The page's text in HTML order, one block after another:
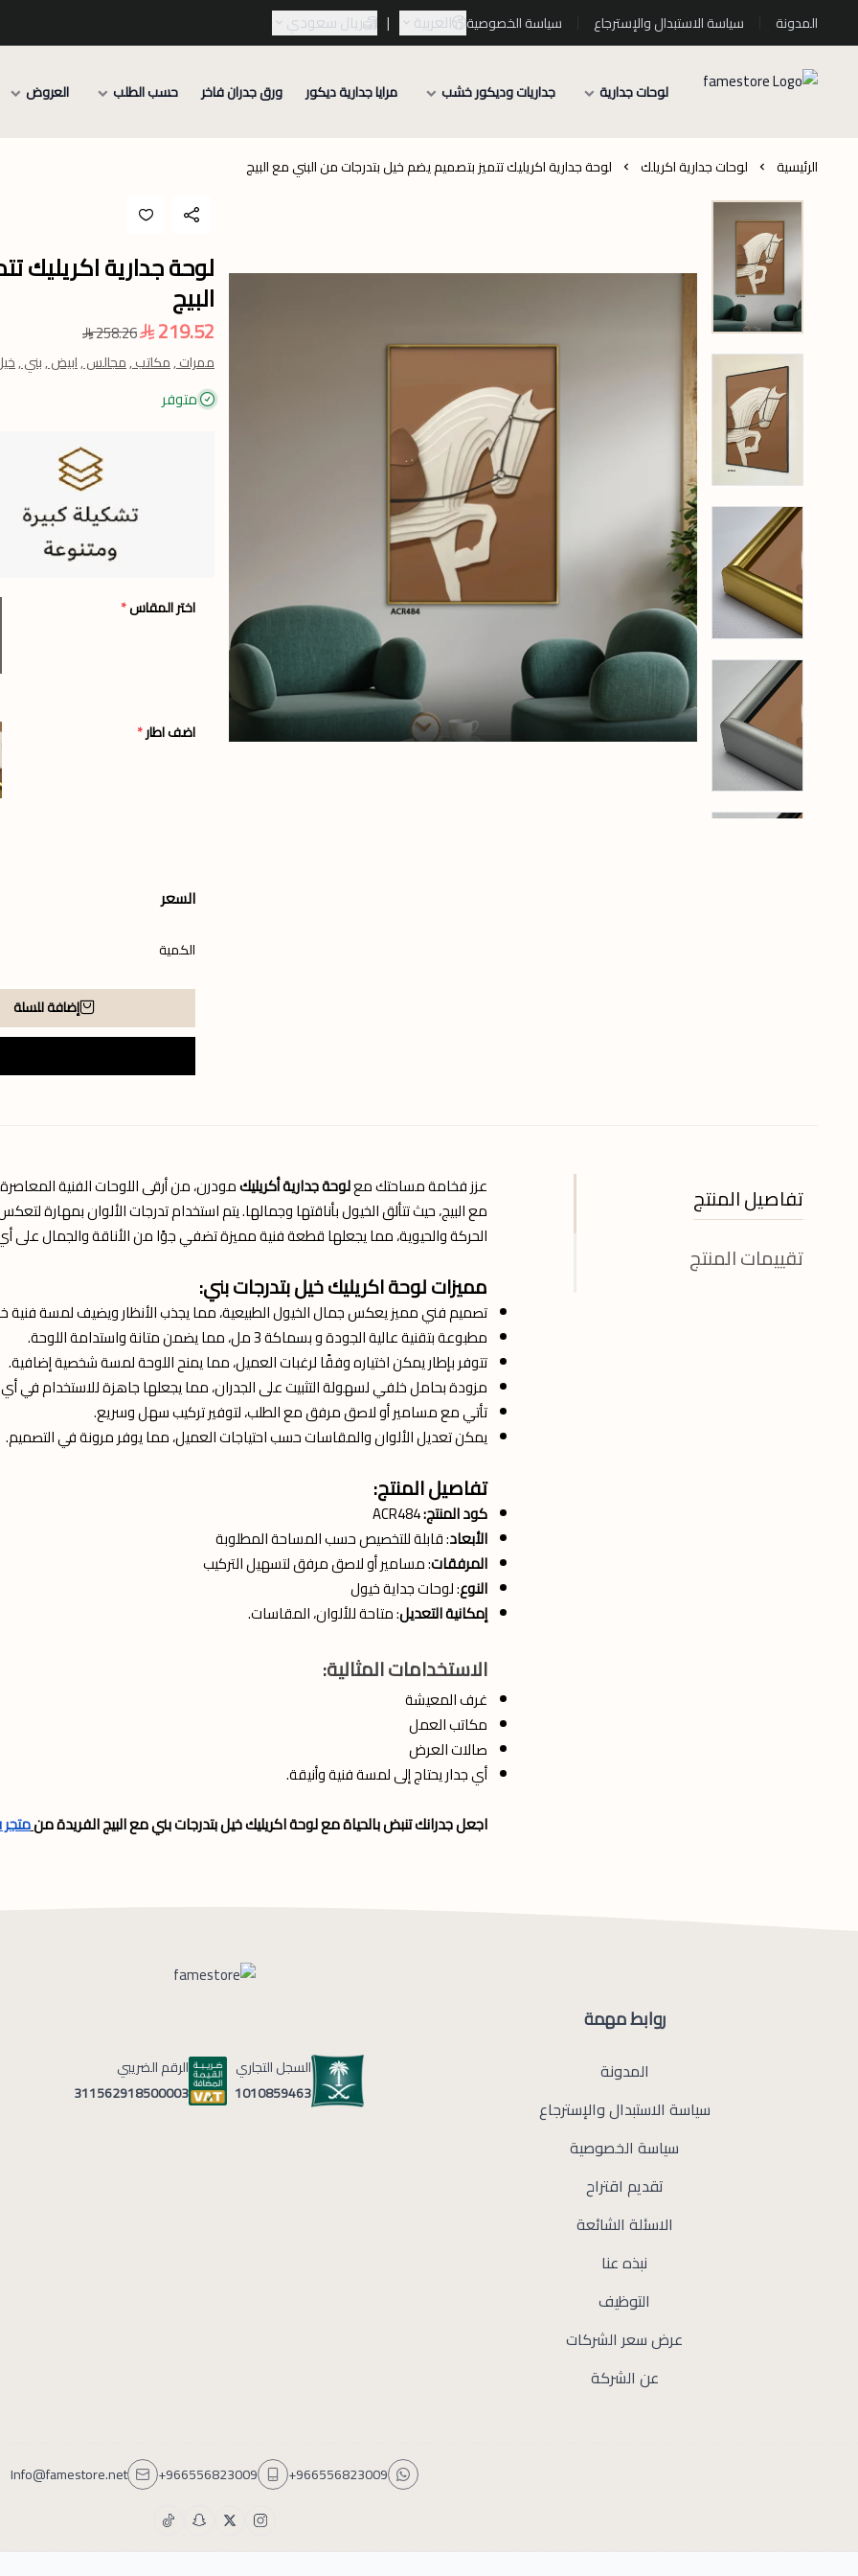
المدونة سياسة الاستبدال والإسترجاع سياسة الخصوصية العربية | ريال سعودي
لوحات جدارية جداريات وديكور خشب مرايا جدارية ديكور ورق جدران فاخر حسب الطلب العروض
الرئيسية لوحات جدارية اكريلك لوحة جدارية اكريليك تتميز بتصميم يضم خيل بتدرجات من البني مع البيج
لوحة جدارية اكريليك
البيج
219.52
258.26
ممرات ,مكاتب ,مجالس ,ابيض ,بني ,
متوفر
اختر المقاس*
اضف اطار*
السعر
الكمية
إضافة للسلة
تفاصيل المنتج
تقييمات المنتج
عزز فخامة مساحتك معلوحة جدارية أكريليكمودرن، من أرقى اللوحات الفنية
مع البيج، حيث تتألق الخيول بأناقتها وجمالها. يتم استخدام تدرجات الألوان بمهارة
الحركة والحيوية، مما يجعلها قطعة فنية مميزة تضفي جوًا من الأناقة والجمال
مميزات لوحة اكريليك خيل بتدرجات بني:
تصميم فني مميز يعكس جمال الخيول الطبيعية، مما يجذب الأنظار ويضيف لمسة فنية
مطبوعة بتقنية عالية الجودة و بسماكة 3 مل، مما يضمن متانة واستدامة اللوحة.
تتوفر بإطار يمكن اختياره وفقًا لرغبات العميل، مما يمنح اللوحة لمسة شخصية إضافية.
مزودة بحامل خلفي لسهولة التثبيت على الجدران، مما يجعلها جاهزة للاستخدام في
تأتي مع مسامير أو لاصق مرفق مع الطلب، لتوفير تركيب سهل وسريع.
يمكن تعديل الألوان والمقاسات حسب احتياجات العميل، مما يوفر مرونة في التصميم.
تفاصيل المنتج:
كود المنتج:
الأبعاد: قابلة للتخصيص حسب المساحة المطلوبة
المرفقات: مسامير أو لاصق مرفق لتسهيل التركيب
النوع: لوحات جداية خيول
إمكانية التعديل: متاحة للألوان، المقاسات.
الاستخدامات المثالية:
غرف المعيشة
مكاتب العمل
صالات العرض
أي جدار يحتاج إلى لمسة فنية وأنيقة.
اجعل جدرانك تنبض بالحياة مع لوحة اكريليك خيل بتدرجات بني مع البيج الفريدة من
روابط مهمة
المدونة
سياسة الاستبدال والإسترجاع
سياسة الخصوصية
تقديم اقتراح
الاسئلة الشائعة
نبذه عنا
التوظيف
عرض سعر الشركات
عن الشركة
السجل التجاري
1010859463
الرقم الضريبي
311562918500003
+966556823009
+966556823009
Info@famestore.net